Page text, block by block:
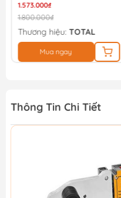
1.573.000₫
1.800.000₫
Thương hiệu: TOTAL
Mua ngay
Thông Tin Chi Tiết